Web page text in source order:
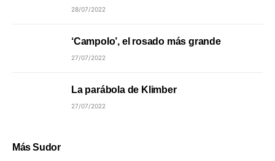
28/07/2022
‘Campolo’, el rosado más grande
27/07/2022
La parábola de Klimber
27/07/2022
Más Sudor